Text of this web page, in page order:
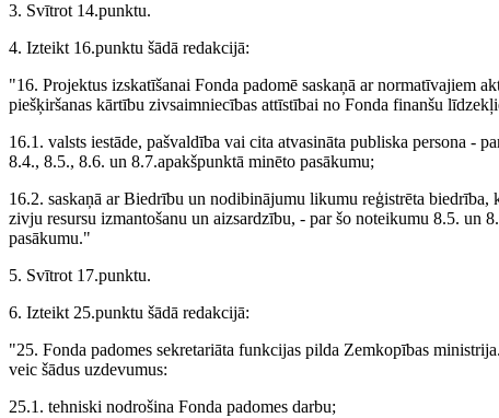
3. Svītrot 14.punktu.
4. Izteikt 16.punktu šādā redakcijā:
"16. Projektus izskatīšanai Fonda padomē saskaņā ar normatīvajiem
piešķiršanas kārtību zivsaimniecības attīstībai no Fonda finanšu
16.1. valsts iestāde, pašvaldība vai cita atvasināta publiska persona -
8.4., 8.5., 8.6. un 8.7.apakšpunktā minēto pasākumu;
16.2. saskaņā ar Biedrību un nodibinājumu likumu reģistrēta biedrība,
zivju resursu izmantošanu un aizsardzību, - par šo noteikumu 8.5. un
pasākumu."
5. Svītrot 17.punktu.
6. Izteikt 25.punktu šādā redakcijā:
"25. Fonda padomes sekretariāta funkcijas pilda Zemkopības
veic šādus uzdevumus:
25.1. tehniski nodrošina Fonda padomes darbu;